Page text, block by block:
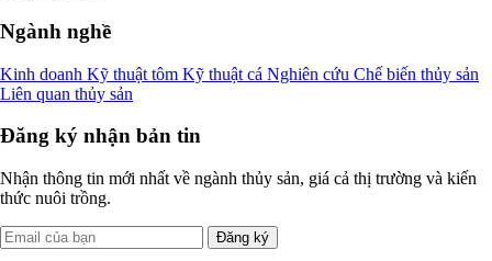
Ngành nghề
Kinh doanh Kỹ thuật tôm Kỹ thuật cá Nghiên cứu Chế biến thủy sản
Liên quan thủy sản
Đăng ký nhận bản tin
Nhận thông tin mới nhất về ngành thủy sản, giá cả thị trường và kiến
thức nuôi trồng.
Đăng ký